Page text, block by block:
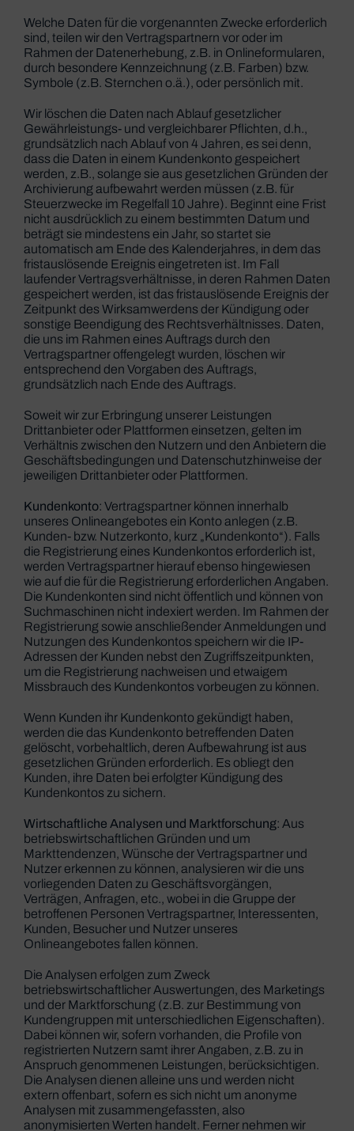
Welche Daten für die vorgenannten Zwecke erforderlich
sind, teilen wir den Vertragspartnern vor oder im
Rahmen der Datenerhebung, z.B. in Onlineformularen,
durch besondere Kennzeichnung (z.B. Farben) bzw.
Symbole (z.B. Sternchen o.ä.), oder persönlich mit.
Wir löschen die Daten nach Ablauf gesetzlicher
Gewährleistungs- und vergleichbarer Pflichten, d.h.,
grundsätzlich nach Ablauf von 4 Jahren, es sei denn,
dass die Daten in einem Kundenkonto gespeichert
werden, z.B., solange sie aus gesetzlichen Gründen der
Archivierung aufbewahrt werden müssen (z.B. für
Steuerzwecke im Regelfall 10 Jahre). Beginnt eine Frist
nicht ausdrücklich zu einem bestimmten Datum und
beträgt sie mindestens ein Jahr, so startet sie
automatisch am Ende des Kalenderjahres, in dem das
fristauslösende Ereignis eingetreten ist. Im Fall
laufender Vertragsverhältnisse, in deren Rahmen Daten
gespeichert werden, ist das fristauslösende Ereignis der
Zeitpunkt des Wirksamwerdens der Kündigung oder
sonstige Beendigung des Rechtsverhältnisses. Daten,
die uns im Rahmen eines Auftrags durch den
Vertragspartner offengelegt wurden, löschen wir
entsprechend den Vorgaben des Auftrags,
grundsätzlich nach Ende des Auftrags.
Soweit wir zur Erbringung unserer Leistungen
Drittanbieter oder Plattformen einsetzen, gelten im
Verhältnis zwischen den Nutzern und den Anbietern die
Geschäftsbedingungen und Datenschutzhinweise der
jeweiligen Drittanbieter oder Plattformen.
Kundenkonto: Vertragspartner können innerhalb
unseres Onlineangebotes ein Konto anlegen (z.B.
Kunden- bzw. Nutzerkonto, kurz „Kundenkonto“). Falls
die Registrierung eines Kundenkontos erforderlich ist,
werden Vertragspartner hierauf ebenso hingewiesen
wie auf die für die Registrierung erforderlichen Angaben.
Die Kundenkonten sind nicht öffentlich und können von
Suchmaschinen nicht indexiert werden. Im Rahmen der
Registrierung sowie anschließender Anmeldungen und
Nutzungen des Kundenkontos speichern wir die IP-
Adressen der Kunden nebst den Zugriffszeitpunkten,
um die Registrierung nachweisen und etwaigem
Missbrauch des Kundenkontos vorbeugen zu können.
Wenn Kunden ihr Kundenkonto gekündigt haben,
werden die das Kundenkonto betreffenden Daten
gelöscht, vorbehaltlich, deren Aufbewahrung ist aus
gesetzlichen Gründen erforderlich. Es obliegt den
Kunden, ihre Daten bei erfolgter Kündigung des
Kundenkontos zu sichern.
Wirtschaftliche Analysen und Marktforschung: Aus
betriebswirtschaftlichen Gründen und um
Markttendenzen, Wünsche der Vertragspartner und
Nutzer erkennen zu können, analysieren wir die uns
vorliegenden Daten zu Geschäftsvorgängen,
Verträgen, Anfragen, etc., wobei in die Gruppe der
betroffenen Personen Vertragspartner, Interessenten,
Kunden, Besucher und Nutzer unseres
Onlineangebotes fallen können.
Die Analysen erfolgen zum Zweck
betriebswirtschaftlicher Auswertungen, des Marketings
und der Marktforschung (z.B. zur Bestimmung von
Kundengruppen mit unterschiedlichen Eigenschaften).
Dabei können wir, sofern vorhanden, die Profile von
registrierten Nutzern samt ihrer Angaben, z.B. zu in
Anspruch genommenen Leistungen, berücksichtigen.
Die Analysen dienen alleine uns und werden nicht
extern offenbart, sofern es sich nicht um anonyme
Analysen mit zusammengefassten, also
anonymisierten Werten handelt. Ferner nehmen wir